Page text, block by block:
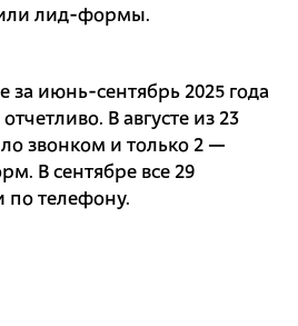
лид-формы.
за июнь-сентябрь 2025 года
В августе из 23
звонком и только 2 —
В сентябре все 29
телефону.